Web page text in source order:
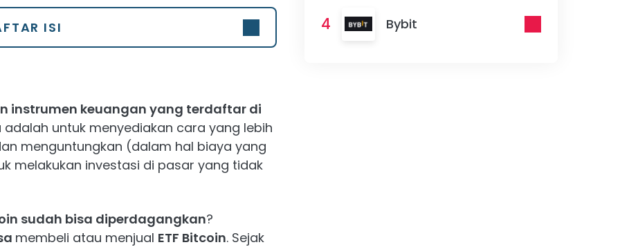
ISI
instrumen keuangan yang terdaftar di
adalah untuk menyediakan cara yang lebih
menguntungkan (dalam hal biaya yang
melakukan investasi di pasar yang tidak
sudah bisa diperdagangkan?
membeli atau menjual ETF Bitcoin. Sejak
4 Bybit